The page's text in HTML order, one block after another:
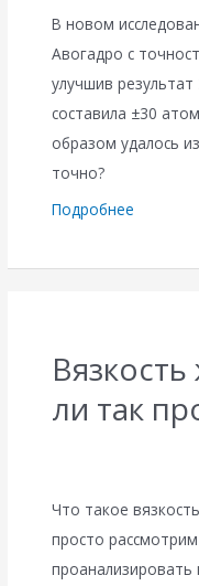
В новом
Авогадро с
улучшив
составила ±30
образом удалось
точно?
Подробнее
ли так
Что такое
просто